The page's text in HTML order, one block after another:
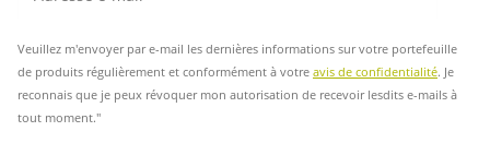
Veuillez m'envoyer par e-mail les dernières informations sur votre portefeuille
de produits régulièrement et conformément à votre avis de confidentialité. Je
reconnais que je peux révoquer mon autorisation de recevoir lesdits e-mails à
tout moment."